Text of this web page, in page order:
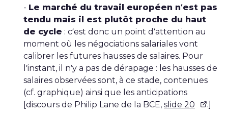
- Le marché du travail européen n’est pas
tendu mais il est plutôt proche du haut
de cycle : c’est donc un point d’attention au
moment où les négociations salariales vont
calibrer les futures hausses de salaires. Pour
l’instant, il n’y a pas de dérapage : les hausses de
salaires observées sont, à ce stade, contenues
(cf. graphique) ainsi que les anticipations
[discours de Philip Lane de la BCE, slide 20 .]